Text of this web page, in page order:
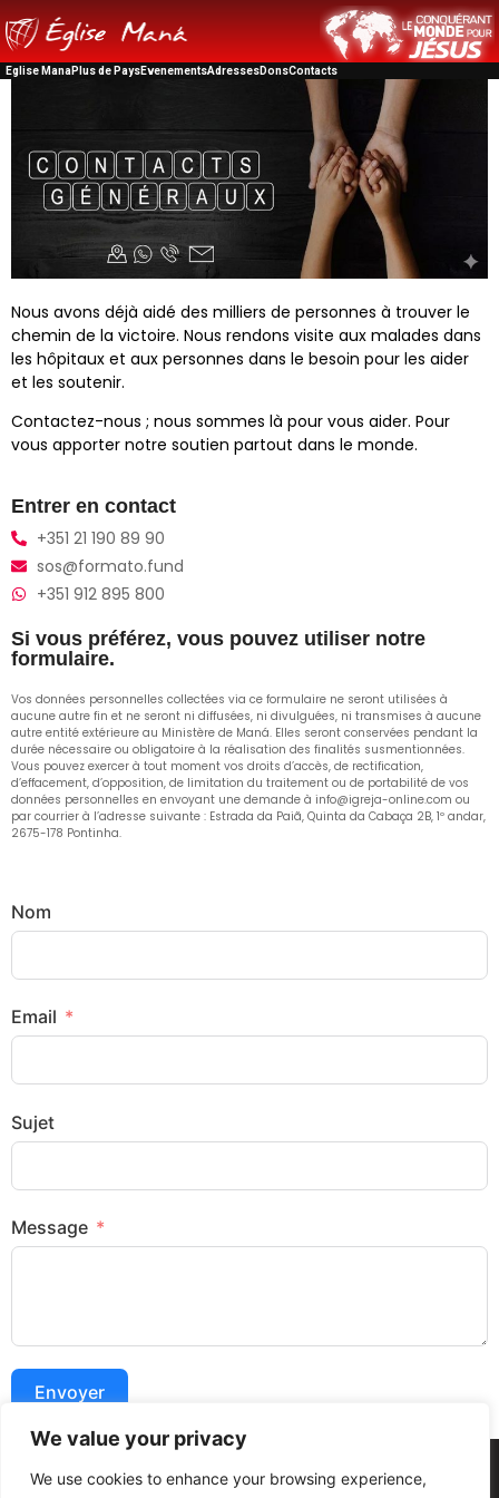
We value your privacy
We use cookies to enhance your browsing experience,
Eglise ManaPlus de PaysEvenementsAdressesDonsContacts
Nous avons déjà aidé des milliers de personnes à trouver le
chemin de la victoire. Nous rendons visite aux malades dans
les hôpitaux et aux personnes dans le besoin pour les aider
et les soutenir.
Contactez-nous ; nous sommes là pour vous aider. Pour
vous apporter notre soutien partout dans le monde.
Entrer en contact
+351 21 190 89 90
sos@formato.fund
+351 912 895 800
Si vous préférez, vous pouvez utiliser notre
formulaire.
Vos données personnelles collectées via ce formulaire ne seront utilisées à
aucune autre fin et ne seront ni diffusées, ni divulguées, ni transmises à aucune
autre entité extérieure au Ministère de Maná. Elles seront conservées pendant la
durée nécessaire ou obligatoire à la réalisation des finalités susmentionnées.
Vous pouvez exercer à tout moment vos droits d’accès, de rectification,
d’effacement, d’opposition, de limitation du traitement ou de portabilité de vos
données personnelles en envoyant une demande à info@igreja-online.com ou
par courrier à l’adresse suivante : Estrada da Paiã, Quinta da Cabaça 2B, 1º andar,
2675-178 Pontinha.
Nom
Email
Sujet
Message
Envoyer
Conditions GénéralesPolitique de Confidentialité